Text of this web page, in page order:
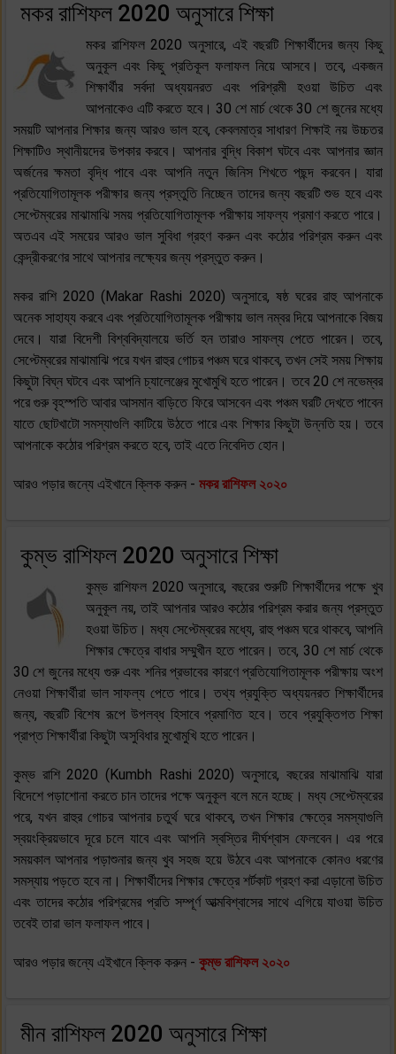
মকর রাশিফল 2020 অনুসারে শিক্ষা
মকর রাশিফল 2020 অনুসারে, এই বছরটি শিক্ষার্থীদের জন্য কিছু
অনুকূল এবং কিছু প্রতিকূল ফলাফল নিয়ে আসবে। তবে, একজন
শিক্ষার্থীর সর্বদা অধ্যয়নরত এবং পরিশ্রমী হওয়া উচিত এবং
আপনাকেও এটি করতে হবে। 30 শে মার্চ থেকে 30 শে জুনের মধ্যে
সময়টি আপনার শিক্ষার জন্য আরও ভাল হবে, কেবলমাত্র সাধারণ শিক্ষাই নয় উচ্চতর
শিক্ষাটিও স্থানীয়দের উপকার করবে। আপনার বুদ্ধি বিকাশ ঘটবে এবং আপনার জ্ঞান
অর্জনের ক্ষমতা বৃদ্ধি পাবে এবং আপনি নতুন জিনিস শিখতে পছন্দ করবেন। যারা
প্রতিযোগিতামূলক পরীক্ষার জন্য প্রস্তুতি নিচ্ছেন তাদের জন্য বছরটি শুভ হবে এবং
সেপ্টেম্বরের মাঝামাঝি সময় প্রতিযোগিতামূলক পরীক্ষায় সাফল্য প্রমাণ করতে পারে।
অতএব এই সময়ের আরও ভাল সুবিধা গ্রহণ করুন এবং কঠোর পরিশ্রম করুন এবং
কেন্দ্রীকরণের সাথে আপনার লক্ষ্যের জন্য প্রস্তুত করুন।
মকর রাশি 2020 (Makar Rashi 2020) অনুসারে, ষষ্ঠ ঘরের রাহু আপনাকে
অনেক সাহায্য করবে এবং প্রতিযোগিতামূলক পরীক্ষায় ভাল নম্বর দিয়ে আপনাকে বিজয়
দেবে। যারা বিদেশী বিশ্ববিদ্যালয়ে ভর্তি হন তারাও সাফল্য পেতে পারেন। তবে,
সেপ্টেম্বরের মাঝামাঝি পরে যখন রাহুর গোচর পঞ্চম ঘরে থাকবে, তখন সেই সময় শিক্ষায়
কিছুটা বিঘ্ন ঘটবে এবং আপনি চ্যালেঞ্জের মুখোমুখি হতে পারেন। তবে 20 শে নভেম্বর
পরে গুরু বৃহস্পতি আবার আসমান বাড়িতে ফিরে আসবেন এবং পঞ্চম ঘরটি দেখতে পাবেন
যাতে ছোটখাটো সমস্যাগুলি কাটিয়ে উঠতে পারে এবং শিক্ষার কিছুটা উন্নতি হয়। তবে
আপনাকে কঠোর পরিশ্রম করতে হবে, তাই এতে নিবেদিত হোন।
আরও পড়ার জন্যে এইখানে ক্লিক করুন - মকর রাশিফল ২০২০
কুম্ভ রাশিফল 2020 অনুসারে শিক্ষা
কুম্ভ রাশিফল 2020 অনুসারে, বছরের শুরুটি শিক্ষার্থীদের পক্ষে খুব
অনুকূল নয়, তাই আপনার আরও কঠোর পরিশ্রম করার জন্য প্রস্তুত
হওয়া উচিত। মধ্য সেপ্টেম্বরের মধ্যে, রাহু পঞ্চম ঘরে থাকবে, আপনি
শিক্ষার ক্ষেত্রে বাধার সম্মুখীন হতে পারেন। তবে, 30 শে মার্চ থেকে
30 শে জুনের মধ্যে গুরু এবং শনির প্রভাবের কারণে প্রতিযোগিতামূলক পরীক্ষায় অংশ
নেওয়া শিক্ষার্থীরা ভাল সাফল্য পেতে পারে। তথ্য প্রযুক্তি অধ্যয়নরত শিক্ষার্থীদের
জন্য, বছরটি বিশেষ রূপে উপলব্ধ হিসাবে প্রমাণিত হবে। তবে প্রযুক্তিগত শিক্ষা
প্রাপ্ত শিক্ষার্থীরা কিছুটা অসুবিধার মুখোমুখি হতে পারেন।
কুম্ভ রাশি 2020 (Kumbh Rashi 2020) অনুসারে, বছরের মাঝামাঝি যারা
বিদেশে পড়াশোনা করতে চান তাদের পক্ষে অনুকূল বলে মনে হচ্ছে। মধ্য সেপ্টেম্বরের
পরে, যখন রাহুর গোচর আপনার চতুর্থ ঘরে থাকবে, তখন শিক্ষার ক্ষেত্রে সমস্যাগুলি
স্বয়ংক্রিয়ভাবে দূরে চলে যাবে এবং আপনি স্বস্তির দীর্ঘশ্বাস ফেলবেন। এর পরে
সময়কাল আপনার পড়াশুনার জন্য খুব সহজ হয়ে উঠবে এবং আপনাকে কোনও ধরণের
সমস্যায় পড়তে হবে না। শিক্ষার্থীদের শিক্ষার ক্ষেত্রে শর্টকাট গ্রহণ করা এড়ানো উচিত
এবং তাদের কঠোর পরিশ্রমের প্রতি সম্পূর্ণ আত্মবিশ্বাসের সাথে এগিয়ে যাওয়া উচিত
তবেই তারা ভাল ফলাফল পাবে।
আরও পড়ার জন্যে এইখানে ক্লিক করুন - কুম্ভ রাশিফল ২০২০
মীন রাশিফল 2020 অনুসারে শিক্ষা